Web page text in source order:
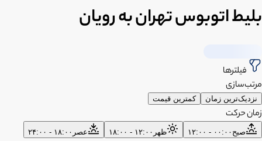
بلیط اتوبوس تهران به رویان
فیلترها
مرتب‌سازی
نزدیک‌ترین زمان کمترین قیمت
زمان حرکت
صبح ۰۰:۰۰ - ۱۲:۰۰ ظهر ۱۲:۰۰ - ۱۸:۰۰ عصر ۱۸:۰۰ - ۲۴:۰۰